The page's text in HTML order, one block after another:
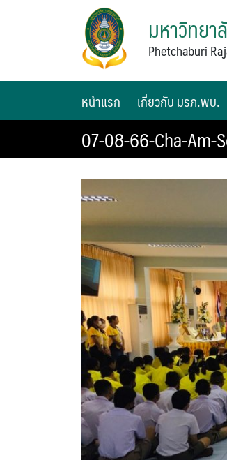
มหาวิทยา
Phetchaburi
หน้าแรก เกี่ยวกับ มรภ.พบ.
07-08-66-Cha-Am-